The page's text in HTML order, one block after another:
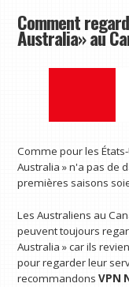
Comment
Australia» au
Comme pour les
Australia » n'a pas de
premières saisons
Les Australiens au
peuvent toujours
Australia » car ils
pour regarder leur
recommandonsVPN